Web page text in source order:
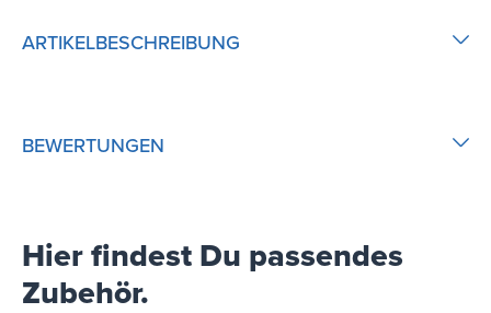
ARTIKELBESCHREIBUNG
BEWERTUNGEN
Hier findest Du passendes
Zubehör.